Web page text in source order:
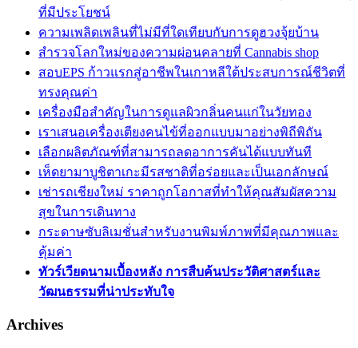
ที่มีประโยชน์
ความเพลิดเพลินที่ไม่มีที่ใดเทียบกับการดูฮวงจุ้ยบ้าน
สำรวจโลกใหม่ของความผ่อนคลายที่ Cannabis shop
สอบEPS ก้าวแรกสู่อาชีพในเกาหลีใต้ประสบการณ์ชีวิตที่
ทรงคุณค่า
เครื่องมือสำคัญในการดูแลผิวกลิ่นคนแก่ในวัยทอง
เราเสนอเครื่องเตียงคนไข้ที่ออกแบบมาอย่างพิถีพิถัน
เลือกผลิตภัณฑ์ที่สามารถลดอาการคันได้แบบทันที
เห็ดยามาบูชิตาเกะมีรสชาติที่อร่อยและเป็นเอกลักษณ์
เช่ารถเชียงใหม่ ราคาถูกโอกาสที่ทำให้คุณสัมผัสความ
สุขในการเดินทาง
กระดาษซับลิเมชั่นสำหรับงานพิมพ์ภาพที่มีคุณภาพและ
คุ้มค่า
ทัวร์เวียดนามเบื้องหลัง การสืบค้นประวัติศาสตร์และ
วัฒนธรรมที่น่าประทับใจ
Archives